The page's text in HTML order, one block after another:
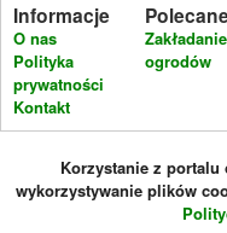
Informacje
O nas
Polityka
prywatności
Kontakt
Zakładanie
ogrodów
Korzystanie z
wykorzystywanie plików